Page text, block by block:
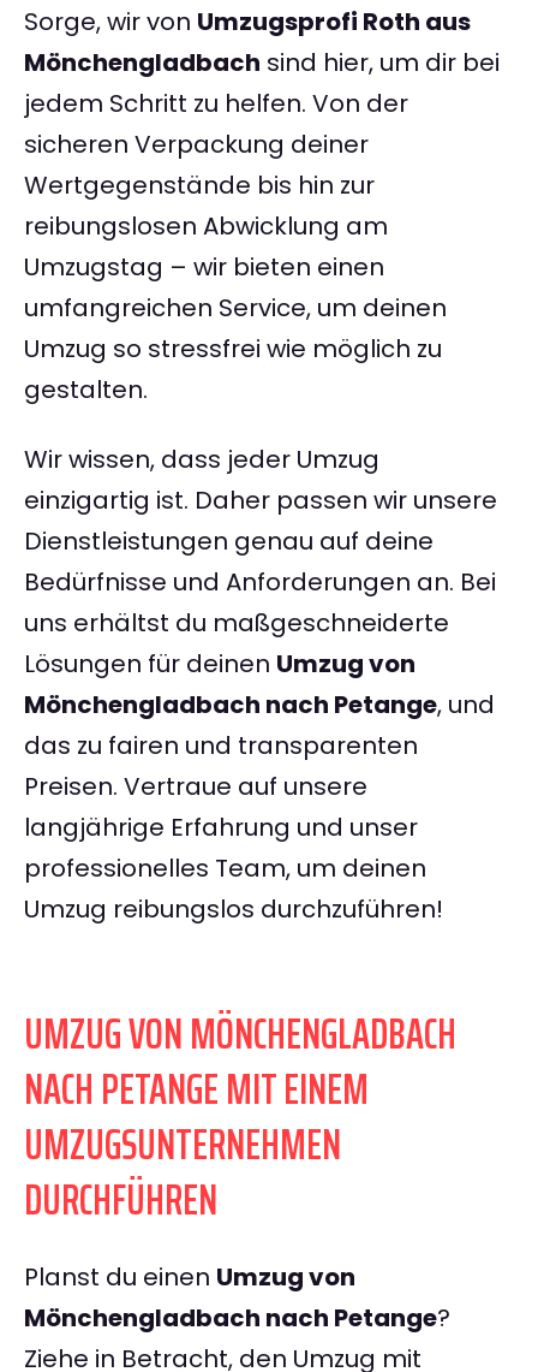
Sorge, wir von Umzugsprofi Roth aus
Mönchengladbach sind hier, um dir bei
jedem Schritt zu helfen. Von der
sicheren Verpackung deiner
Wertgegenstände bis hin zur
reibungslosen Abwicklung am
Umzugstag – wir bieten einen
umfangreichen Service, um deinen
Umzug so stressfrei wie möglich zu
gestalten.
Wir wissen, dass jeder Umzug
einzigartig ist. Daher passen wir unsere
Dienstleistungen genau auf deine
Bedürfnisse und Anforderungen an. Bei
uns erhältst du maßgeschneiderte
Lösungen für deinen Umzug von
Mönchengladbach nach Petange, und
das zu fairen und transparenten
Preisen. Vertraue auf unsere
langjährige Erfahrung und unser
professionelles Team, um deinen
Umzug reibungslos durchzuführen!
UMZUG VON MÖNCHENGLADBACH
NACH PETANGE MIT EINEM
UMZUGSUNTERNEHMEN
DURCHFÜHREN
Planst du einen Umzug von
Mönchengladbach nach Petange?
Ziehe in Betracht, den Umzug mit